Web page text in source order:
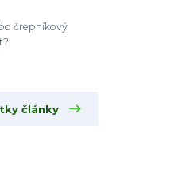
črepníkový
články